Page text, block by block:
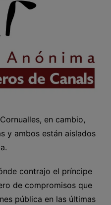
en cambio,
y ambos están aislados
contrajo el príncipe
de compromisos que
pública en las últimas